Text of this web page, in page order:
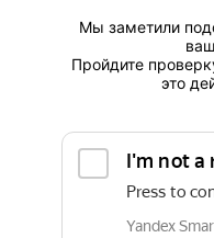
Мы заметили
Пройдите
это